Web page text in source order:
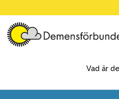
to
content
Vad är